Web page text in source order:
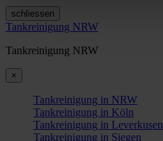
schliessen
Tankreinigung NRW
Tankreinigung NRW
×
Tankreinigung in NRW
Tankreinigung in Köln
Tankreinigung in Leverkusen
Tankreinigung in Siegen